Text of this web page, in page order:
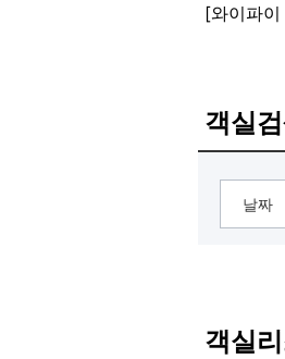
[와이파이
객실
날짜
객실